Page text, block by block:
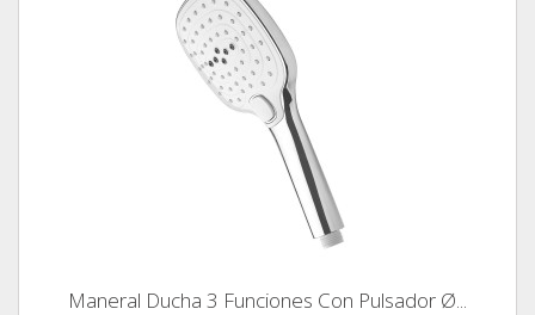
Maneral Ducha 3 Funciones Con Pulsador Ø...